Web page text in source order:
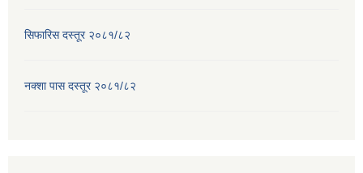
सिफारिस दस्तूर २०८१/८२
नक्शा पास दस्तूर २०८१/८२